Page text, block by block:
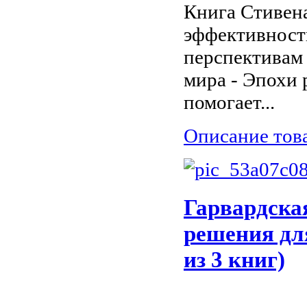
Книга
мира - Эпохи
помогает...
Описание
решения
из 3 книг)